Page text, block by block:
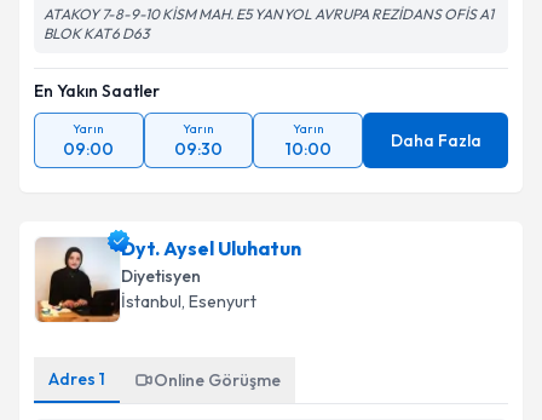
ATAKOY 7-8-9-10 KİSM MAH. E5 YANYOL AVRUPA REZİDANS OFİS A1
BLOK KAT6 D63
En Yakın Saatler
Yarın
09:00
Yarın
09:30
Yarın
10:00 Daha Fazla
Dyt. Aysel Uluhatun
Diyetisyen
İstanbul, Esenyurt
Adres 1 Online Görüşme